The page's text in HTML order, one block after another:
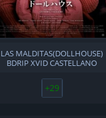
LAS MALDITAS(DOLLHOUSE)
BDRIP XVID CASTELLANO
+29